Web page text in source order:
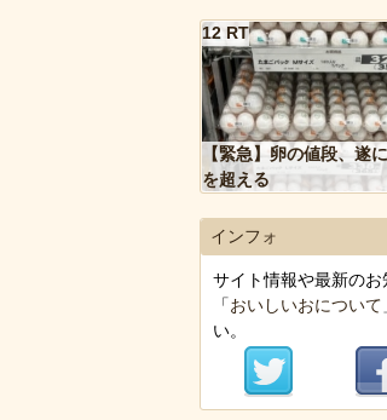
12 RT
【緊急】卵の値段、遂
を超える
インフォ
サイト情報や最新の
「おいしいおについて
い。